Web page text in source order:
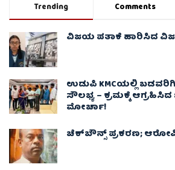
Trending Comments
ವಿಜಯ ಪತಾಕೆ ಹಾರಿಸಿದ
ಉಡುಪಿ KMCಯಲ್ಲಿ
ಸೌಲಭ್ಯ – ಕ್ರಮಕ್ಕೆ
ಮೋರ್ಚಾ!
ಚೆಕ್​ಬೌನ್ಸ್​ ಪ್ರಕರಣ;